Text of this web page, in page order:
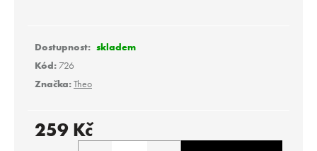
skladem
Kód: 726
Značka:Theo
259 Kč